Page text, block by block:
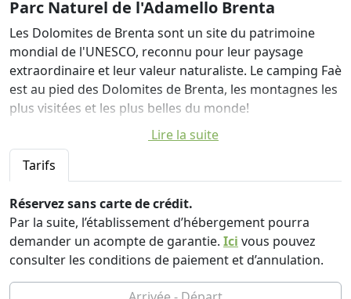
Parc Naturel de l'Adamello Brenta
Les Dolomites de Brenta sont un site du patrimoine
mondial de l'UNESCO, reconnu pour leur paysage
extraordinaire et leur valeur naturaliste. Le camping Faè
est au pied des Dolomites de Brenta, les montagnes les
plus visitées et les plus belles du monde!
Les nouveaux Eco Chalets du Camping Faè ont la
structure classique d'un refuge de montagne, de belles
finitions pour une structure de bâtiment verte et
respectueuse de la nature. Les Chalets se composent
d'une chambre double, d'une chambre avec deux lits,
d'un salon avec une cuisine équipée d'un lave-vaisselle
et d'un four micro-ondes, d'une salle de bain avec
douche, d'un jardin extérieur équipé de transats et
parasols, et d'un barbecue sur demande .
Lire la suite
Tarifs
Réservez sans carte de crédit.
Par la suite, l’établissement d’hébergement pourra
demander un acompte de garantie. Ici vous pouvez
consulter les conditions de paiement et d’annulation.